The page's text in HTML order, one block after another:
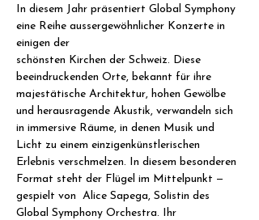
In diesem Jahr präsentiert Global Symphony
eine Reihe aussergewöhnlicher Konzerte in
einigen der
schönsten Kirchen der Schweiz. Diese
beeindruckenden Orte, bekannt für ihre
majestätische Architektur, hohen Gewölbe
und herausragende Akustik, verwandeln sich
in immersive Räume, in denen Musik und
Licht zu einem einzigenkünstlerischen
Erlebnis verschmelzen. In diesem besonderen
Format steht der Flügel im Mittelpunkt —
gespielt von  Alice Sapega, Solistin des
Global Symphony Orchestra. Ihr